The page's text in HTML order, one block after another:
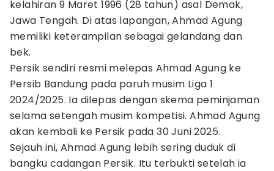
kelahiran 9 Maret 1996 (28 tahun) asal Demak,
Jawa Tengah. Di atas lapangan, Ahmad Agung
memiliki keterampilan sebagai gelandang dan
bek.
Persik sendiri resmi melepas Ahmad Agung ke
Persib Bandung pada paruh musim Liga 1
2024/2025. Ia dilepas dengan skema peminjaman
selama setengah musim kompetisi. Ahmad Agung
akan kembali ke Persik pada 30 Juni 2025.
Sejauh ini, Ahmad Agung lebih sering duduk di
bangku cadangan Persik. Itu terbukti setelah ia